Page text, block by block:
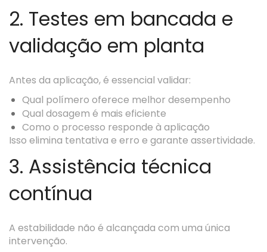
2. Testes em bancada e
validação em planta
Antes da aplicação, é essencial validar:
Qual polímero oferece melhor desempenho
Qual dosagem é mais eficiente
Como o processo responde à aplicação
Isso elimina tentativa e erro e garante assertividade.
3. Assistência técnica
contínua
A estabilidade não é alcançada com uma única
intervenção.